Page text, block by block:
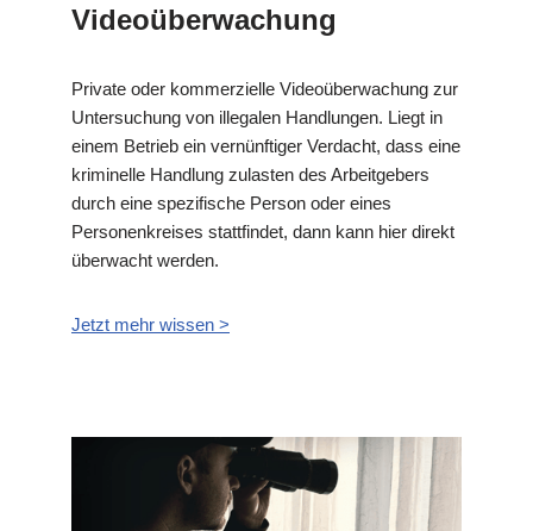
Videoüberwachung
Private oder kommerzielle Videoüberwachung zur
Untersuchung von illegalen Handlungen. Liegt in
einem Betrieb ein vernünftiger Verdacht, dass eine
kriminelle Handlung zulasten des Arbeitgebers
durch eine spezifische Person oder eines
Personenkreises stattfindet, dann kann hier direkt
überwacht werden.
Jetzt mehr wissen >